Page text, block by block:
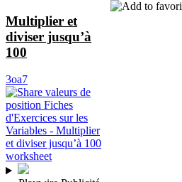
Multiplier et
diviser jusqu’à
100
3oa7